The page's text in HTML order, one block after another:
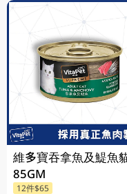
維多寶吞拿魚及鯷魚
85GM
12件$65